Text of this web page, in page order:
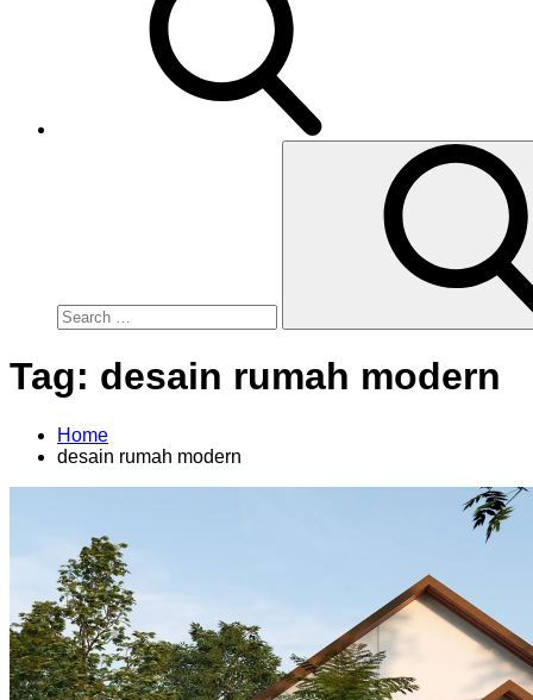
Tag: desain rumah modern
Home
desain rumah modern